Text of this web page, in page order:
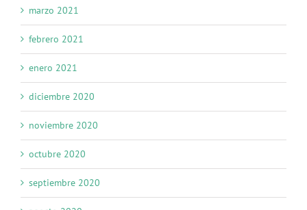
marzo 2021
febrero 2021
enero 2021
diciembre 2020
noviembre 2020
octubre 2020
septiembre 2020